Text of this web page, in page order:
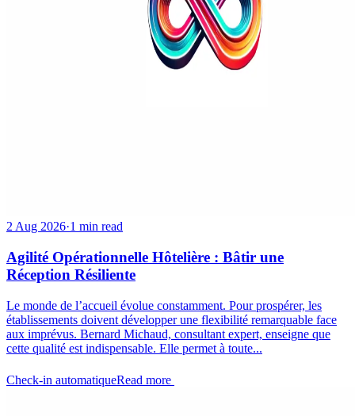
2 Aug 2026·1 min read
Agilité Opérationnelle Hôtelière : Bâtir une
Réception Résiliente
Le monde de l’accueil évolue constamment. Pour prospérer, les
établissements doivent développer une flexibilité remarquable face
aux imprévus. Bernard Michaud, consultant expert, enseigne que
cette qualité est indispensable. Elle permet à toute...
Check-in automatiqueRead more